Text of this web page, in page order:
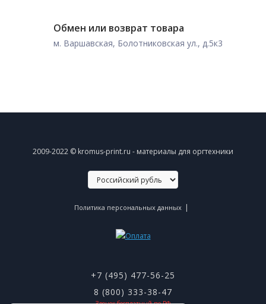
Обмен или возврат товара
м. Варшавская, Болотниковская ул., д.5к3
2009-2022 © kromus-print.ru - материалы для оргтехники
Политика персональных данных |
+7 (495) 477-56-25
8 (800) 333-38-47